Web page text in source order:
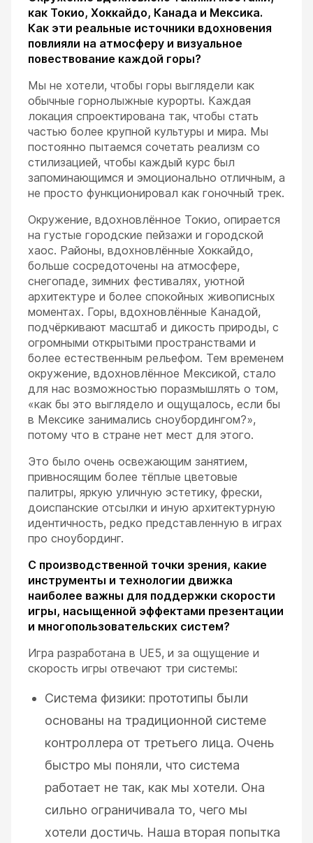
как Токио, Хоккайдо, Канада и Мексика.
Как эти реальные источники вдохновения
повлияли на атмосферу и визуальное
повествование каждой горы?
Мы не хотели, чтобы горы выглядели как
обычные горнолыжные курорты. Каждая
локация спроектирована так, чтобы стать
частью более крупной культуры и мира. Мы
постоянно пытаемся сочетать реализм со
стилизацией, чтобы каждый курс был
запоминающимся и эмоционально отличным, а
не просто функционировал как гоночный трек.
Окружение, вдохновлённое Токио, опирается
на густые городские пейзажи и городской
хаос. Районы, вдохновлённые Хоккайдо,
больше сосредоточены на атмосфере,
снегопаде, зимних фестивалях, уютной
архитектуре и более спокойных живописных
моментах. Горы, вдохновлённые Канадой,
подчёркивают масштаб и дикость природы, с
огромными открытыми пространствами и
более естественным рельефом. Тем временем
окружение, вдохновлённое Мексикой, стало
для нас возможностью поразмышлять о том,
«как бы это выглядело и ощущалось, если бы
в Мексике занимались сноубордингом?»,
потому что в стране нет мест для этого.
Это было очень освежающим занятием,
привносящим более тёплые цветовые
палитры, яркую уличную эстетику, фрески,
доиспанские отсылки и иную архитектурную
идентичность, редко представленную в играх
про сноубординг.
С производственной точки зрения, какие
инструменты и технологии движка
наиболее важны для поддержки скорости
игры, насыщенной эффектами презентации
и многопользовательских систем?
Игра разработана в UE5, и за ощущение и
скорость игры отвечают три системы:
Система физики: прототипы были
основаны на традиционной системе
контроллера от третьего лица. Очень
быстро мы поняли, что система
работает не так, как мы хотели. Она
сильно ограничивала то, чего мы
хотели достичь. Наша вторая попытка